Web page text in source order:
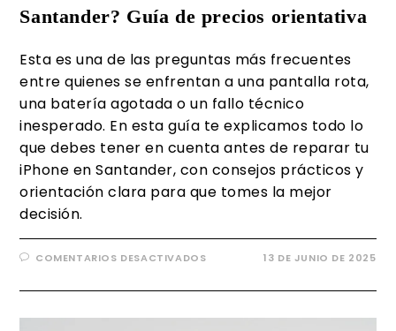
Santander? Guía de precios orientativa
Esta es una de las preguntas más frecuentes
entre quienes se enfrentan a una pantalla rota,
una batería agotada o un fallo técnico
inesperado. En esta guía te explicamos todo lo
que debes tener en cuenta antes de reparar tu
iPhone en Santander, con consejos prácticos y
orientación clara para que tomes la mejor
decisión.
COMENTARIOS DESACTIVADOS 13 DE JUNIO DE 2025